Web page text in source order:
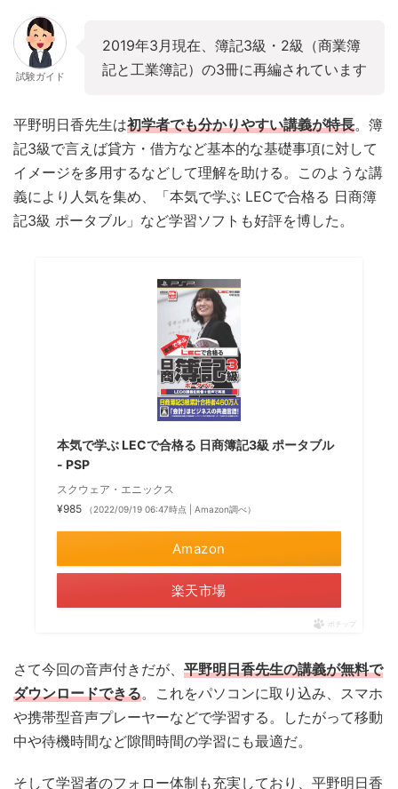
試験ガイド
2019年3月現在、簿記3級・2級（商業簿
記と工業簿記）の3冊に再編されています
平野明日香先生は初学者でも分かりやすい講義が特長。簿
記3級で言えば貸方・借方など基本的な基礎事項に対して
イメージを多用するなどして理解を助ける。このような講
義により人気を集め、「本気で学ぶ LECで合格る 日商簿
記3級 ポータブル」など学習ソフトも好評を博した。
本気で学ぶ LECで合格る 日商簿記3級 ポータブル
- PSP
スクウェア・エニックス
¥985
（2022/09/19 06:47時点 | Amazon調べ）
Amazon
楽天市場
ポチップ
さて今回の音声付きだが、 平野明日香先生の講義が無料で
ダウンロードできる。これをパソコンに取り込み、スマホ
や携帯型音声プレーヤーなどで学習する。したがって移動
中や待機時間など隙間時間の学習にも最適だ。
そして学習者のフォロー体制も充実しており、平野明日香